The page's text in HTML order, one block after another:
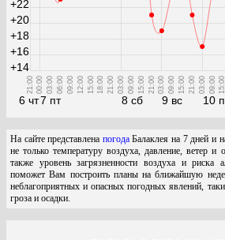
6 чт
21:00
7 пт
00:00 03:00 06:00 09:00 12:00 15:00 18:00 21:00
8 сб
03:00 09:00 15:00 21:00
9 вс
03:00 09:00 15:00 21:00
10
03:00 09:00 15:00
+14
+16
+18
+20
+22
На сайте представлена погодаБалаклея на 7 дней и
не только температуру воздуха, давление, ветер
также уровень загрязненности воздуха и риска
поможет Вам построить планы на ближайшую
неблагоприятных и опасных погодных явлений,
гроза и осадки.